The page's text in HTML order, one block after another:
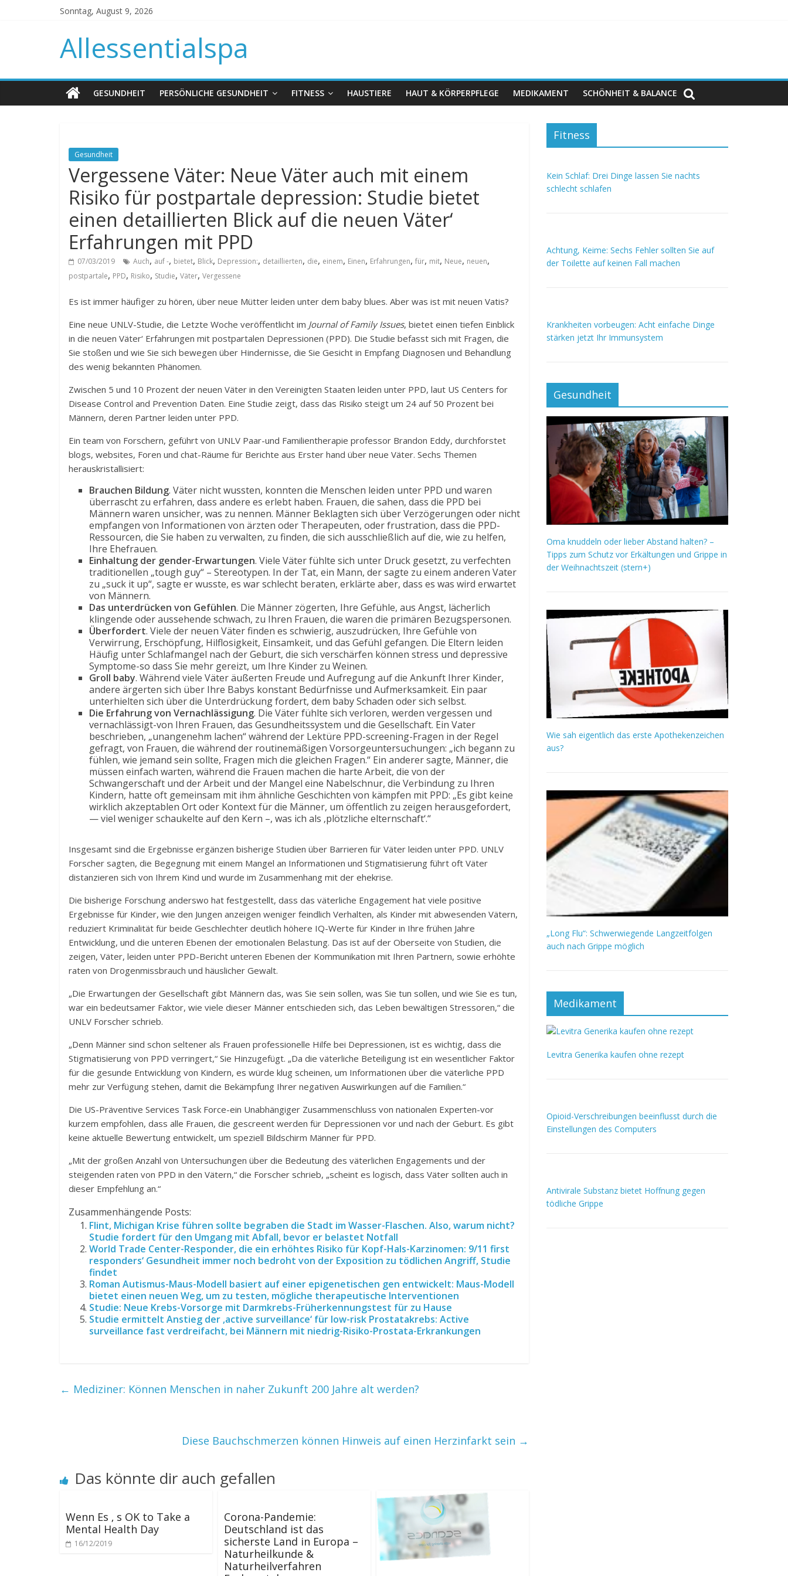
Sonntag, August 9, 2026
Allessentialspa
GESUNDHEIT PERSÖNLICHE GESUNDHEIT FITNESS HAUSTIERE HAUT & KÖRPERPFLEGE MEDIKAMENT SCHÖNHEIT & BALANCE
Gesundheit
Vergessene Väter: Neue Väter auch mit einem
Risiko für postpartale depression: Studie bietet
einen detaillierten Blick auf die neuen Väter‘
Erfahrungen mit PPD
07/03/2019 Auch, auf -, bietet, Blick, Depression:, detaillierten, die, einem, Einen, Erfahrungen, für, mit, Neue, neuen,
postpartale, PPD, Risiko, Studie, Väter, Vergessene
Es ist immer häufiger zu hören, über neue Mütter leiden unter dem baby blues. Aber was ist mit neuen Vatis?
Eine neue UNLV-Studie, die Letzte Woche veröffentlicht im Journal of Family Issues, bietet einen tiefen Einblick
in die neuen Väter‘ Erfahrungen mit postpartalen Depressionen (PPD). Die Studie befasst sich mit Fragen, die
Sie stoßen und wie Sie sich bewegen über Hindernisse, die Sie Gesicht in Empfang Diagnosen und Behandlung
des wenig bekannten Phänomen.
Zwischen 5 und 10 Prozent der neuen Väter in den Vereinigten Staaten leiden unter PPD, laut US Centers for
Disease Control and Prevention Daten. Eine Studie zeigt, dass das Risiko steigt um 24 auf 50 Prozent bei
Männern, deren Partner leiden unter PPD.
Ein team von Forschern, geführt von UNLV Paar-und Familientherapie professor Brandon Eddy, durchforstet
blogs, websites, Foren und chat-Räume für Berichte aus Erster hand über neue Väter. Sechs Themen
herauskristallisiert:
Brauchen Bildung. Väter nicht wussten, konnten die Menschen leiden unter PPD und waren
überrascht zu erfahren, dass andere es erlebt haben. Frauen, die sahen, dass die PPD bei
Männern waren unsicher, was zu nennen. Männer Beklagten sich über Verzögerungen oder nicht
empfangen von Informationen von ärzten oder Therapeuten, oder frustration, dass die PPD-
Ressourcen, die Sie haben zu verwalten, zu finden, die sich ausschließlich auf die, wie zu helfen,
Ihre Ehefrauen.
Einhaltung der gender-Erwartungen. Viele Väter fühlte sich unter Druck gesetzt, zu verfechten
traditionellen „tough guy“ – Stereotypen. In der Tat, ein Mann, der sagte zu einem anderen Vater
zu „suck it up“, sagte er wusste, es war schlecht beraten, erklärte aber, dass es was wird erwartet
von Männern.
Das unterdrücken von Gefühlen. Die Männer zögerten, Ihre Gefühle, aus Angst, lächerlich
klingende oder aussehende schwach, zu Ihren Frauen, die waren die primären Bezugspersonen.
Überfordert. Viele der neuen Väter finden es schwierig, auszudrücken, Ihre Gefühle von
Verwirrung, Erschöpfung, Hilflosigkeit, Einsamkeit, und das Gefühl gefangen. Die Eltern leiden
Häufig unter Schlafmangel nach der Geburt, die sich verschärfen können stress und depressive
Symptome-so dass Sie mehr gereizt, um Ihre Kinder zu Weinen.
Groll baby. Während viele Väter äußerten Freude und Aufregung auf die Ankunft Ihrer Kinder,
andere ärgerten sich über Ihre Babys konstant Bedürfnisse und Aufmerksamkeit. Ein paar
unterhielten sich über die Unterdrückung fordert, dem baby Schaden oder sich selbst.
Die Erfahrung von Vernachlässigung. Die Väter fühlte sich verloren, werden vergessen und
vernachlässigt-von Ihren Frauen, das Gesundheitssystem und die Gesellschaft. Ein Vater
beschrieben, „unangenehm lachen“ während der Lektüre PPD-screening-Fragen in der Regel
gefragt, von Frauen, die während der routinemäßigen Vorsorgeuntersuchungen: „ich begann zu
fühlen, wie jemand sein sollte, Fragen mich die gleichen Fragen.“ Ein anderer sagte, Männer, die
müssen einfach warten, während die Frauen machen die harte Arbeit, die von der
Schwangerschaft und der Arbeit und der Mangel eine Nabelschnur, die Verbindung zu Ihren
Kindern, hatte oft gemeinsam mit ihm ähnliche Geschichten von kämpfen mit PPD: „Es gibt keine
wirklich akzeptablen Ort oder Kontext für die Männer, um öffentlich zu zeigen herausgefordert,
— viel weniger schaukelte auf den Kern –, was ich als ‚plötzliche elternschaft‘.“
Insgesamt sind die Ergebnisse ergänzen bisherige Studien über Barrieren für Väter leiden unter PPD. UNLV
Forscher sagten, die Begegnung mit einem Mangel an Informationen und Stigmatisierung führt oft Väter
distanzieren sich von Ihrem Kind und wurde im Zusammenhang mit der ehekrise.
Die bisherige Forschung anderswo hat festgestellt, dass das väterliche Engagement hat viele positive
Ergebnisse für Kinder, wie den Jungen anzeigen weniger feindlich Verhalten, als Kinder mit abwesenden Vätern,
reduziert Kriminalität für beide Geschlechter deutlich höhere IQ-Werte für Kinder in Ihre frühen Jahre
Entwicklung, und die unteren Ebenen der emotionalen Belastung. Das ist auf der Oberseite von Studien, die
zeigen, Väter, leiden unter PPD-Bericht unteren Ebenen der Kommunikation mit Ihren Partnern, sowie erhöhte
raten von Drogenmissbrauch und häuslicher Gewalt.
„Die Erwartungen der Gesellschaft gibt Männern das, was Sie sein sollen, was Sie tun sollen, und wie Sie es tun,
war ein bedeutsamer Faktor, wie viele dieser Männer entschieden sich, das Leben bewältigen Stressoren,“ die
UNLV Forscher schrieb.
„Denn Männer sind schon seltener als Frauen professionelle Hilfe bei Depressionen, ist es wichtig, dass die
Stigmatisierung von PPD verringert,“ Sie Hinzugefügt. „Da die väterliche Beteiligung ist ein wesentlicher Faktor
für die gesunde Entwicklung von Kindern, es würde klug scheinen, um Informationen über die väterliche PPD
mehr zur Verfügung stehen, damit die Bekämpfung Ihrer negativen Auswirkungen auf die Familien.“
Die US-Präventive Services Task Force-ein Unabhängiger Zusammenschluss von nationalen Experten-vor
kurzem empfohlen, dass alle Frauen, die gescreent werden für Depressionen vor und nach der Geburt. Es gibt
keine aktuelle Bewertung entwickelt, um speziell Bildschirm Männer für PPD.
„Mit der großen Anzahl von Untersuchungen über die Bedeutung des väterlichen Engagements und der
steigenden raten von PPD in den Vätern,“ die Forscher schrieb, „scheint es logisch, dass Väter sollten auch in
dieser Empfehlung an.“
Zusammenhängende Posts:
Flint, Michigan Krise führen sollte begraben die Stadt im Wasser-Flaschen. Also, warum nicht?
Studie fordert für den Umgang mit Abfall, bevor er belastet Notfall
World Trade Center-Responder, die ein erhöhtes Risiko für Kopf-Hals-Karzinomen: 9/11 first
responders‘ Gesundheit immer noch bedroht von der Exposition zu tödlichen Angriff, Studie
findet
Roman Autismus-Maus-Modell basiert auf einer epigenetischen gen entwickelt: Maus-Modell
bietet einen neuen Weg, um zu testen, mögliche therapeutische Interventionen
Studie: Neue Krebs-Vorsorge mit Darmkrebs-Früherkennungstest für zu Hause
Studie ermittelt Anstieg der ‚active surveillance‘ für low-risk Prostatakrebs: Active
surveillance fast verdreifacht, bei Männern mit niedrig-Risiko-Prostata-Erkrankungen
← Mediziner: Können Menschen in naher Zukunft 200 Jahre alt werden?
Diese Bauchschmerzen können Hinweis auf einen Herzinfarkt sein →
Das könnte dir auch gefallen
Wenn Es ‚ s OK to Take a
Mental Health Day
16/12/2019
Corona-Pandemie:
Deutschland ist das
sicherste Land in Europa –
Naturheilkunde &
Naturheilverfahren
Fitness
Kein Schlaf: Drei Dinge lassen Sie nachts
schlecht schlafen
Achtung, Keime: Sechs Fehler sollten Sie auf
der Toilette auf keinen Fall machen
Krankheiten vorbeugen: Acht einfache Dinge
stärken jetzt Ihr Immunsystem
Gesundheit
Oma knuddeln oder lieber Abstand halten? –
Tipps zum Schutz vor Erkältungen und Grippe in
der Weihnachtszeit (stern+)
Wie sah eigentlich das erste Apothekenzeichen
aus?
„Long Flu“: Schwerwiegende Langzeitfolgen
auch nach Grippe möglich
Medikament
Levitra Generika kaufen ohne rezept
Opioid-Verschreibungen beeinflusst durch die
Einstellungen des Computers
Antivirale Substanz bietet Hoffnung gegen
tödliche Grippe